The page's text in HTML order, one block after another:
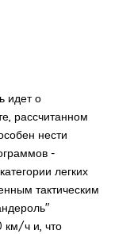
идет о
рассчитанном
нести
-
легких
тактическим
км/ч и, что